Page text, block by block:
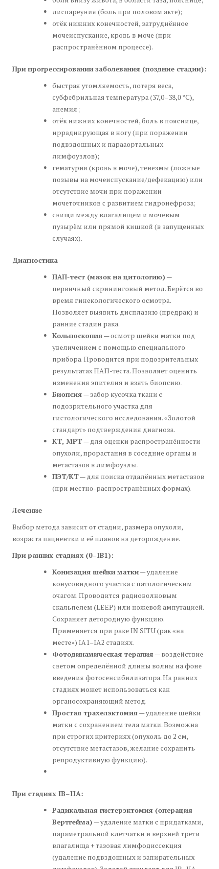
диспареуния (боль при половом акте);
отёк нижних конечностей, затруднённое
мочеиспускание, кровь в моче (при
распространённом процессе).
При прогрессировании заболевания (поздние стадии):
быстрая утомляемость, потеря веса,
субфебрильная температура (37,0–38,0 °C),
анемия ;
отёк нижних конечностей, боль в пояснице,
иррадиирующая в ногу (при поражении
подвздошных и парааортальных
лимфоузлов);
гематурия (кровь в моче), тенезмы (ложные
позывы на мочеиспускание/дефекацию) или
отсутствие мочи при поражении
мочеточников с развитием гидронефроза;
свищи между влагалищем и мочевым
пузырём или прямой кишкой (в запущенных
случаях).
Диагностика
ПАП-тест (мазок на цитологию) —
первичный скрининговый метод. Берётся во
время гинекологического осмотра.
Позволяет выявить дисплазию (предрак) и
ранние стадии рака.
Кольпоскопия — осмотр шейки матки под
увеличением с помощью специального
прибора. Проводится при подозрительных
результатах ПАП-теста. Позволяет оценить
изменения эпителия и взять биопсию.
Биопсия — забор кусочка ткани с
подозрительного участка для
гистологического исследования. «Золотой
стандарт» подтверждения диагноза.
КТ, МРТ— для оценки распространённости
опухоли, прорастания в соседние органы и
метастазов в лимфоузлы.
ПЭТ/КТ— для поиска отдалённых метастазов
(при местно-распространённых формах).
Лечение
Выбор метода зависит от стадии, размера опухоли,
возраста пациентки и её планов на деторождение.
При ранних стадиях (0–IB1):
Конизация шейки матки— удаление
конусовидного участка с патологическим
очагом. Проводится радиоволновым
скальпелем (LEEP) или ножевой ампутацией.
Сохраняет детородную функцию.
Применяется при раке IN SITU (рак «на
месте») IA1–IA2 стадиях.
Фотодинамическая терапия — воздействие
светом определённой длины волны на фоне
введения фотосенсибилизатора. На ранних
стадиях может использоваться как
органосохраняющий метод.
Простая трахелэктомия — удаление шейки
матки с сохранением тела матки. Возможна
при строгих критериях (опухоль до 2 см,
отсутствие метастазов, желание сохранить
репродуктивную функцию).
При стадиях IB–IIA:
Радикальная гистерэктомия (операция
Вертгейма) — удаление матки с придатками,
параметральной клетчатки и верхней трети
влагалища + тазовая лимфодиссекция
(удаление подвздошных и запирательных